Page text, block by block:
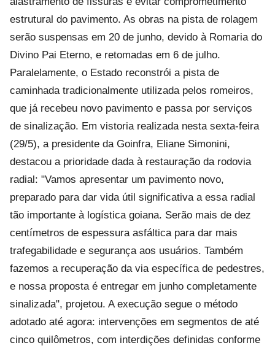
estrutural do pavimento. As obras na pista de rolagem
serão suspensas em 20 de junho, devido à Romaria do
Divino Pai Eterno, e retomadas em 6 de julho.
Paralelamente, o Estado reconstrói a pista de
caminhada tradicionalmente utilizada pelos romeiros,
que já recebeu novo pavimento e passa por serviços
de sinalização. Em vistoria realizada nesta sexta-feira
(29/5), a presidente da Goinfra, Eliane Simonini,
destacou a prioridade dada à restauração da rodovia
radial: "Vamos apresentar um pavimento novo,
preparado para dar vida útil significativa a essa radial
tão importante à logística goiana. Serão mais de dez
centímetros de espessura asfáltica para dar mais
trafegabilidade e segurança aos usuários. Também
fazemos a recuperação da via específica de pedestres,
e nossa proposta é entregar em junho completamente
sinalizada", projetou. A execução segue o método
adotado até agora: intervenções em segmentos de até
cinco quilômetros, com interdições definidas conforme